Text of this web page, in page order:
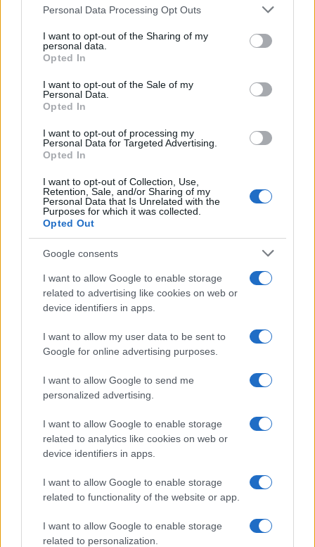
Please note that this website/app uses one or more Google
not limited to your visit or usage behaviour. You may click to
grant or deny consent to Google and its third-party tags to
use your data for below specified purposes in below Google
consent section.
Personal Data Processing Opt Outs
I want to opt-out of the Sharing of my
personal data.
Opted In
I want to opt-out of the Sale of my
Personal Data.
Opted In
I want to opt-out of processing my
Personal Data for Targeted Advertising.
Opted In
I want to opt-out of Collection, Use,
Retention, Sale, and/or Sharing of my
Personal Data that Is Unrelated with the
Purposes for which it was collected.
Opted Out
Google consents
I want to allow Google to enable storage
related to advertising like cookies on web or
device identifiers in apps.
I want to allow my user data to be sent to
Google for online advertising purposes.
I want to allow Google to send me
personalized advertising.
I want to allow Google to enable storage
related to analytics like cookies on web or
device identifiers in apps.
I want to allow Google to enable storage
related to functionality of the website or app.
I want to allow Google to enable storage
related to personalization.
Continua a leggere
FUTURE
Disarmo di Hamas e ritiro da Gaza: le tensioni tra
Israele e Trump
Edoardo Marchesi · 7 Ago 2026